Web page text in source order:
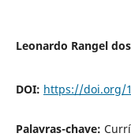
Leonardo Rangel
DOI: https://doi.org/
Palavras-chave: